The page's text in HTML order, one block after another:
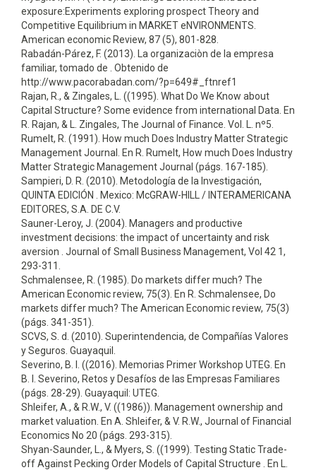
exposure:Experiments exploring prospect Theory and
Competitive Equilibrium in MARKET eNVIRONMENTS.
American economic Review, 87 (5), 801-828.
Rabadán-Párez, F. (2013). La organizaciòn de la empresa
familiar, tomado de . Obtenido de
http://www.pacorabadan.com/?p=649#_ftnref1
Rajan, R., & Zingales, L. ((1995). What Do We Know about
Capital Structure? Some evidence from international Data. En
R. Rajan, & L. Zingales, The Journal of Finance. Vol. L. nº5.
Rumelt, R. (1991). How much Does Industry Matter Strategic
Management Journal. En R. Rumelt, How much Does Industry
Matter Strategic Management Journal (págs. 167-185).
Sampieri, D. R. (2010). Metodología de la Investigación,
QUINTA EDICIÓN . Mexico: McGRAW-HILL / INTERAMERICANA
EDITORES, S.A. DE C.V.
Sauner-Leroy, J. (2004). Managers and productive
investment decisions: the impact of uncertainty and risk
aversion . Journal of Small Business Management, Vol 42 1,
293-311.
Schmalensee, R. (1985). Do markets differ much? The
American Economic review, 75(3). En R. Schmalensee, Do
markets differ much? The American Economic review, 75(3)
(págs. 341-351).
SCVS, S. d. (2010). Superintendencia, de Compañías Valores
y Seguros. Guayaquil.
Severino, B. I. ((2016). Memorias Primer Workshop UTEG. En
B. I. Severino, Retos y Desafíos de las Empresas Familiares
(págs. 28-29). Guayaquil: UTEG.
Shleifer, A., & R.W., V. ((1986)). Management ownership and
market valuation. En A. Shleifer, & V. R.W., Journal of Financial
Economics No 20 (págs. 293-315).
Shyan-Saunder, L., & Myers, S. ((1999). Testing Static Trade-
off Against Pecking Order Models of Capital Structure . En L.